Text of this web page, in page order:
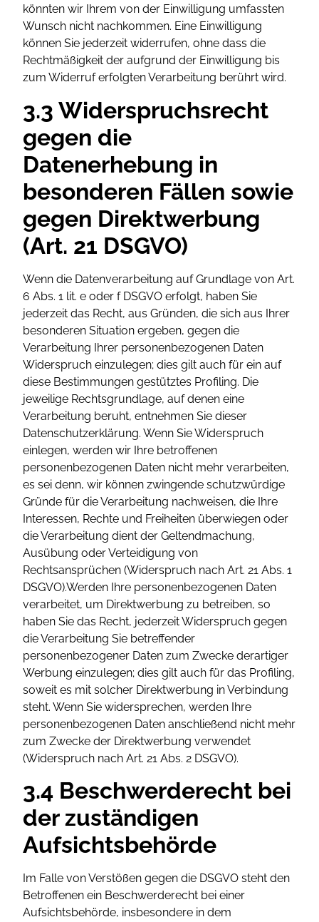
könnten wir Ihrem von der Einwilligung umfassten
Wunsch nicht nachkommen. Eine Einwilligung
können Sie jederzeit widerrufen, ohne dass die
Rechtmäßigkeit der aufgrund der Einwilligung bis
zum Widerruf erfolgten Verarbeitung berührt wird.
3.3 Widerspruchsrecht
gegen die
Datenerhebung in
besonderen Fällen sowie
gegen Direktwerbung
(Art. 21 DSGVO)
Wenn die Datenverarbeitung auf Grundlage von Art.
6 Abs. 1 lit. e oder f DSGVO erfolgt, haben Sie
jederzeit das Recht, aus Gründen, die sich aus Ihrer
besonderen Situation ergeben, gegen die
Verarbeitung Ihrer personenbezogenen Daten
Widerspruch einzulegen; dies gilt auch für ein auf
diese Bestimmungen gestütztes Profiling. Die
jeweilige Rechtsgrundlage, auf denen eine
Verarbeitung beruht, entnehmen Sie dieser
Datenschutzerklärung. Wenn Sie Widerspruch
einlegen, werden wir Ihre betroffenen
personenbezogenen Daten nicht mehr verarbeiten,
es sei denn, wir können zwingende schutzwürdige
Gründe für die Verarbeitung nachweisen, die Ihre
Interessen, Rechte und Freiheiten überwiegen oder
die Verarbeitung dient der Geltendmachung,
Ausübung oder Verteidigung von
Rechtsansprüchen (Widerspruch nach Art. 21 Abs. 1
DSGVO).Werden Ihre personenbezogenen Daten
verarbeitet, um Direktwerbung zu betreiben, so
haben Sie das Recht, jederzeit Widerspruch gegen
die Verarbeitung Sie betreffender
personenbezogener Daten zum Zwecke derartiger
Werbung einzulegen; dies gilt auch für das Profiling,
soweit es mit solcher Direktwerbung in Verbindung
steht. Wenn Sie widersprechen, werden Ihre
personenbezogenen Daten anschließend nicht mehr
zum Zwecke der Direktwerbung verwendet
(Widerspruch nach Art. 21 Abs. 2 DSGVO).
3.4 Beschwerderecht bei
der zuständigen
Aufsichtsbehörde
Im Falle von Verstößen gegen die DSGVO steht den
Betroffenen ein Beschwerderecht bei einer
Aufsichtsbehörde, insbesondere in dem